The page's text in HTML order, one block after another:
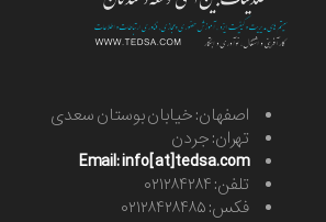
اصفهان: خیابان بوستان سعدی
تهران: جردن
Email: info[at]tedsa.com
تلفن: ۰۲۱۲۸۴۲۸۴
فکس: ۰۲۱۲۸۴۲۸۴۸۵